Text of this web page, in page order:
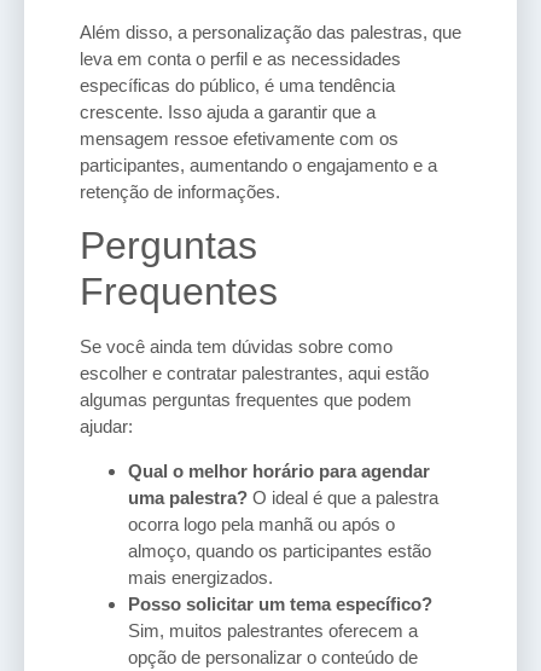
Além disso, a personalização das palestras, que
leva em conta o perfil e as necessidades
específicas do público, é uma tendência
crescente. Isso ajuda a garantir que a
mensagem ressoe efetivamente com os
participantes, aumentando o engajamento e a
retenção de informações.
Perguntas
Frequentes
Se você ainda tem dúvidas sobre como
escolher e contratar palestrantes, aqui estão
algumas perguntas frequentes que podem
ajudar:
Qual o melhor horário para agendar
uma palestra? O ideal é que a palestra
ocorra logo pela manhã ou após o
almoço, quando os participantes estão
mais energizados.
Posso solicitar um tema específico?
Sim, muitos palestrantes oferecem a
opção de personalizar o conteúdo de